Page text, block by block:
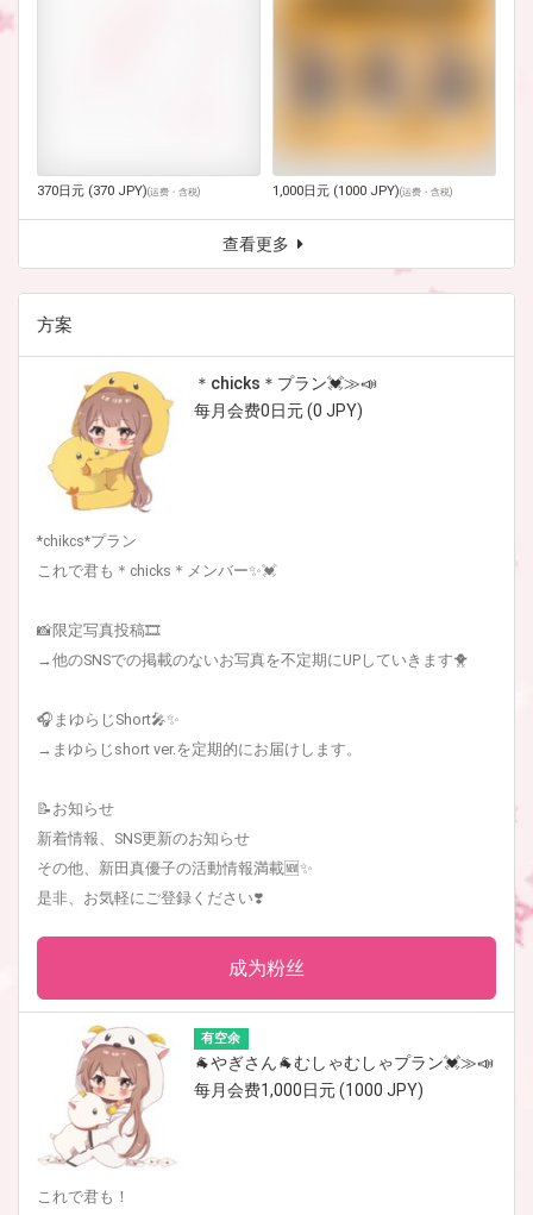
370日元 (370 JPY)(运费・含税) 1,000日元 (1000 JPY)(运费・含税)
查看更多
方案
＊chicks＊プラン💓≫📣
每月会费0日元 (0 JPY)
*chikcs*プラン
これで君も＊chicks＊メンバー✨💓
📸限定写真投稿🎞
→他のSNSでの掲載のないお写真を不定期にUPしていきます🐥
🎧まゆらじShort🎤✨
→まゆらじshort ver.を定期的にお届けします。
📝お知らせ
新着情報、SNS更新のお知らせ
その他、新田真優子の活動情報満載🆕✨
是非、お気軽にご登録ください❣️
成为粉丝
有空余
🐐やぎさん🐐むしゃむしゃプラン💓≫📣
每月会费1,000日元 (1000 JPY)
これで君も！